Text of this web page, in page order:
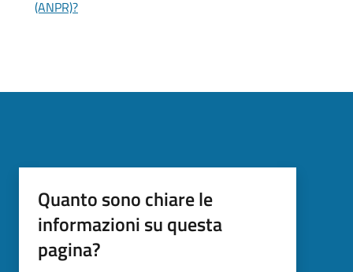
(ANPR)?
Quanto sono chiare le
informazioni su questa
pagina?